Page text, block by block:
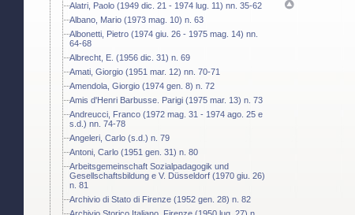
Alatri, Paolo (1949 dic. 21 - 1974 lug. 11) nn. 35-62
Albano, Mario (1973 mag. 10) n. 63
Albonetti, Pietro (1974 giu. 26 - 1975 mag. 14) nn.
64-68
Albrecht, E. (1956 dic. 31) n. 69
Amati, Giorgio (1951 mar. 12) nn. 70-71
Amendola, Giorgio (1974 gen. 8) n. 72
Amis d'Henri Barbusse. Parigi (1975 mar. 13) n. 73
Andreucci, Franco (1972 mag. 31 - 1974 ago. 25 e
s.d.) nn. 74-78
Angeleri, Carlo (s.d.) n. 79
Antoni, Carlo (1951 gen. 31) n. 80
Arbeitsgemeinschaft Sozialpadagogik und
Gesellschaftsbildung e V. Düsseldorf (1970 giu. 26)
n. 81
Archivio di Stato di Firenze (1952 gen. 28) n. 82